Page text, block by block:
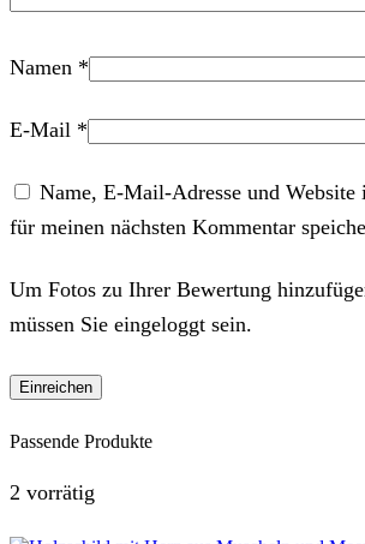
Namen *
E-Mail *
Name, E-Mail-Adresse und Website
für meinen nächsten Kommentar
Um Fotos zu Ihrer Bewertung
müssen Sie eingeloggt sein.
Passende Produkte
2 vorrätig